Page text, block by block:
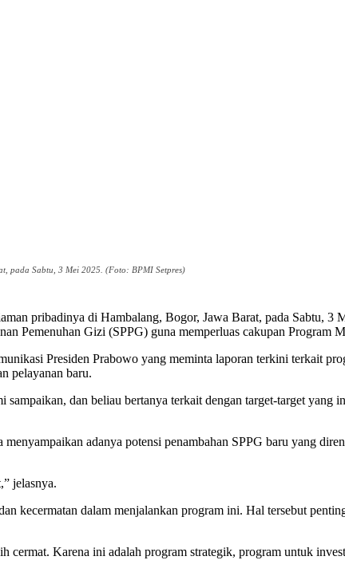
pada Sabtu, 3 Mei 2025. (Foto: BPMI Setpres)
pribadinya di Hambalang, Bogor, Jawa Barat, pada Sabtu, 3
Pemenuhan Gizi (SPPG) guna memperluas cakupan Program
Presiden Prabowo yang meminta laporan terkini terkait
pelayanan baru.
dan beliau bertanya terkait dengan target-target yang
adanya potensi penambahan SPPG baru yang
jelasnya.
kecermatan dalam menjalankan program ini. Hal tersebut
cermat. Karena ini adalah program strategik, program untuk